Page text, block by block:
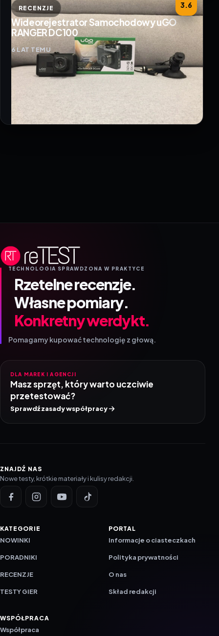
3.6
RECENZJE
Wideorejestrator Samochodowy uGO
RANGER DC100
6 LAT TEMU
TECHNOLOGIA SPRAWDZONA W PRAKTYCE
Rzetelne recenzje.
Własne pomiary.
Konkretny werdykt.
Pomagamy kupować technologię z głową.
DLA MAREK I AGENCJI
Masz sprzęt, który warto uczciwie
przetestować?
Sprawdź zasady współpracy
ZNAJDŹ NAS
Nowe testy, krótkie materiały i kulisy redakcji.
KATEGORIE
NOWINKI
PORADNIKI
RECENZJE
TESTY GIER
PORTAL
Informacje o ciasteczkach
Polityka prywatności
O nas
Skład redakcji
WSPÓŁPRACA
Współpraca